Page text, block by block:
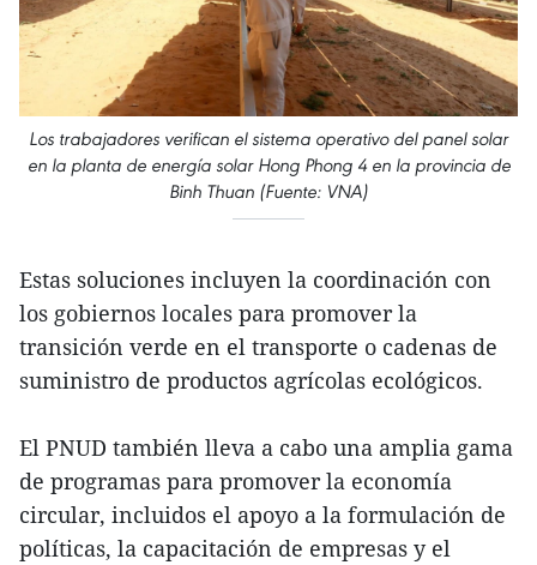
Los trabajadores verifican el sistema operativo del panel solar
en la planta de energía solar Hong Phong 4 en la provincia de
Binh Thuan (Fuente: VNA)
Estas soluciones incluyen la coordinación con
los gobiernos locales para promover la
transición verde en el transporte o cadenas de
suministro de productos agrícolas ecológicos.
El PNUD también lleva a cabo una amplia gama
de programas para promover la economía
circular, incluidos el apoyo a la formulación de
políticas, la capacitación de empresas y el